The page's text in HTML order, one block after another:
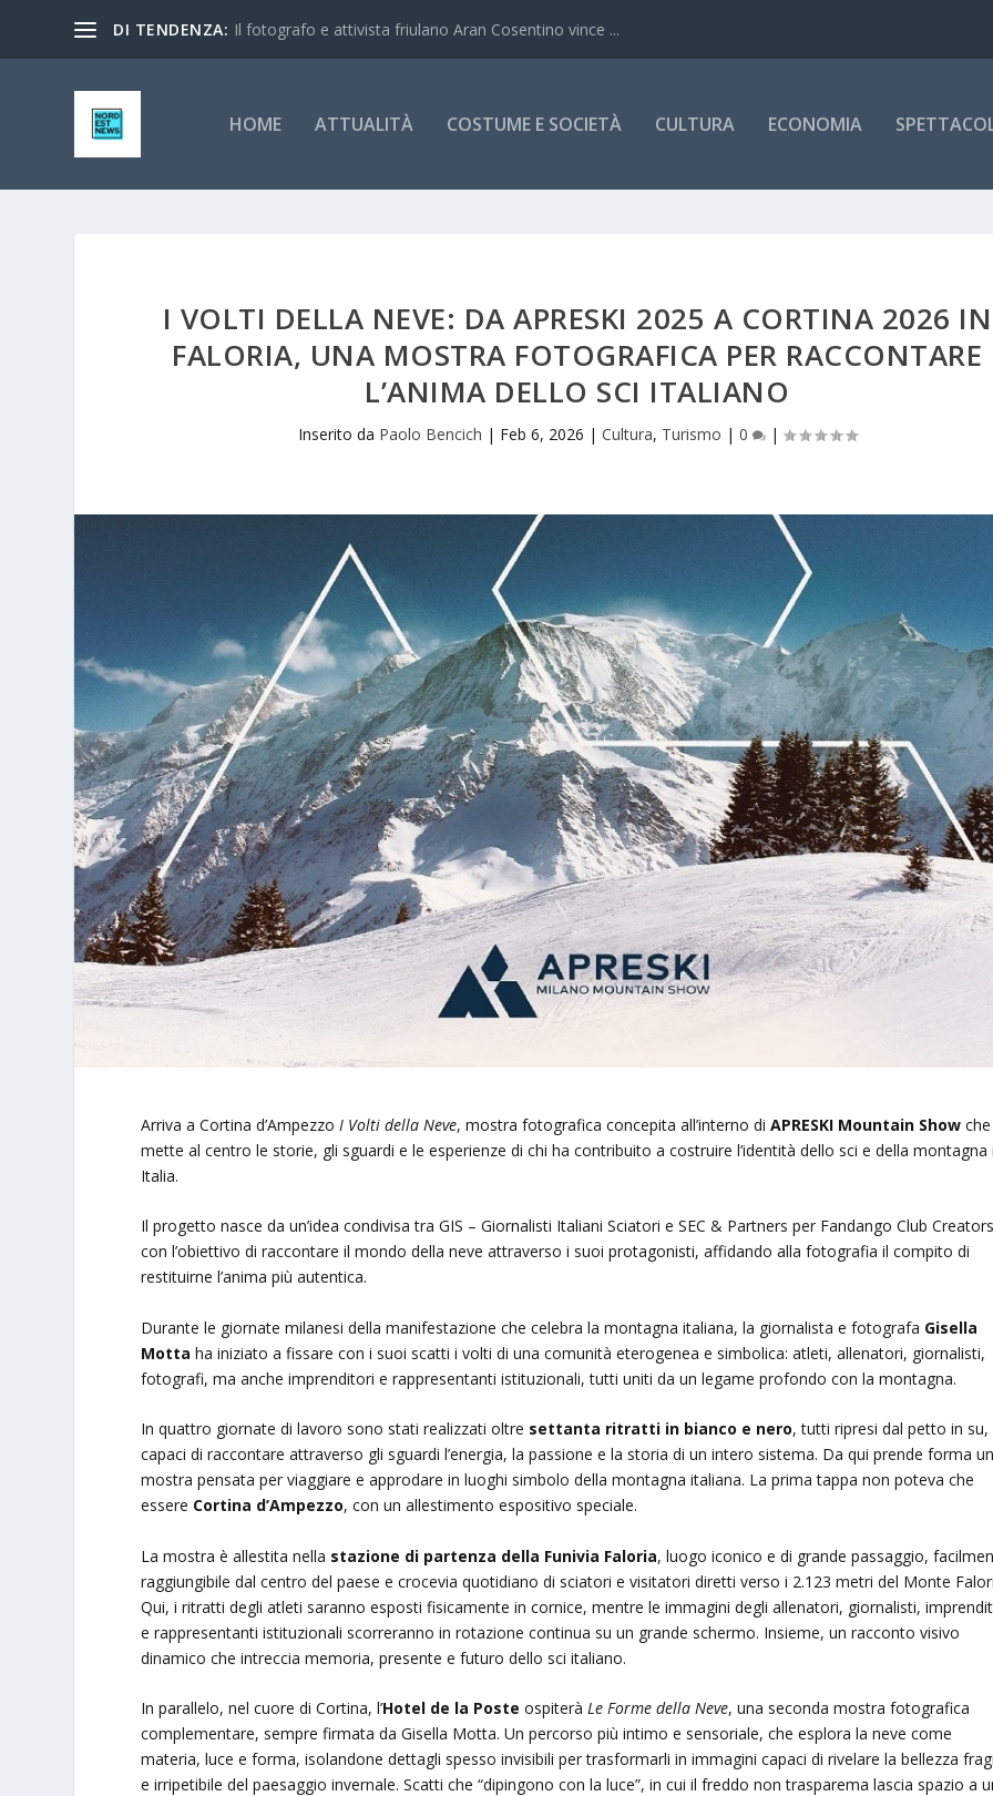
DI TENDENZA: Il fotografo e attivista friulano Aran Cosentino vince ...
HOME ATTUALITÀ COSTUME E SOCIETÀ CULTURA ECONOMIA
I VOLTI DELLA NEVE: DA APRESKI 2025 A CORTINA 2026 IN
FALORIA, UNA MOSTRA FOTOGRAFICA PER RACCONTARE
L’ANIMA DELLO SCI ITALIANO
Inserito da Paolo Bencich | Feb 6, 2026 | Cultura, Turismo | 0 |
Arriva a Cortina d’AmpezzoI Volti della Neve, mostra fotografica concepita all’interno diAPRESKI Mountain Show che
mette al centro le storie, gli sguardi e le esperienze di chi ha contribuito a costruire l’identità dello sci e della montagna
Italia.
Il progetto nasce da un’idea condivisa tra GIS – Giornalisti Italiani Sciatori e SEC & Partners per Fandango Club
con l’obiettivo di raccontare il mondo della neve attraverso i suoi protagonisti, affidando alla fotografia il compito di
restituirne l’anima più autentica.
Durante le giornate milanesi della manifestazione che celebra la montagna italiana, la giornalista e fotografa Gisella
Motta ha iniziato a fissare con i suoi scatti i volti di una comunità eterogenea e simbolica: atleti, allenatori, giornalisti,
fotografi, ma anche imprenditori e rappresentanti istituzionali, tutti uniti da un legame profondo con la montagna.
In quattro giornate di lavoro sono stati realizzati oltre settanta ritratti in bianco e nero, tutti ripresi dal petto in su,
capaci di raccontare attraverso gli sguardi l’energia, la passione e la storia di un intero sistema. Da qui prende forma
mostra pensata per viaggiare e approdare in luoghi simbolo della montagna italiana. La prima tappa non poteva che
essere Cortina d’Ampezzo, con un allestimento espositivo speciale.
La mostra è allestita nella stazione di partenza della Funivia Faloria, luogo iconico e di grande passaggio,
raggiungibile dal centro del paese e crocevia quotidiano di sciatori e visitatori diretti verso i 2.123 metri del Monte
Qui, i ritratti degli atleti saranno esposti fisicamente in cornice, mentre le immagini degli allenatori, giornalisti,
e rappresentanti istituzionali scorreranno in rotazione continua su un grande schermo. Insieme, un racconto visivo
dinamico che intreccia memoria, presente e futuro dello sci italiano.
In parallelo, nel cuore di Cortina, l’Hotel de la Poste ospiteràLe Forme della Neve, una seconda mostra fotografica
complementare, sempre firmata da Gisella Motta. Un percorso più intimo e sensoriale, che esplora la neve come
materia, luce e forma, isolandone dettagli spesso invisibili per trasformarli in immagini capaci di rivelare la bellezza
e irripetibile del paesaggio invernale. Scatti che “dipingono con la luce”, in cui il freddo non trasparema lascia spazio a